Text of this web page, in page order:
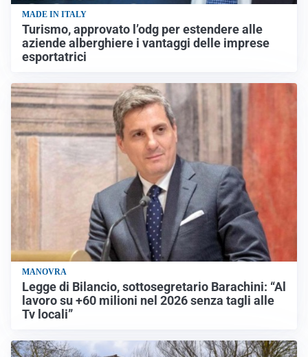
MADE IN ITALY
Turismo, approvato l’odg per estendere alle
aziende alberghiere i vantaggi delle imprese
esportatrici
MANOVRA
Legge di Bilancio, sottosegretario Barachini: “Al
lavoro su +60 milioni nel 2026 senza tagli alle
Tv locali”